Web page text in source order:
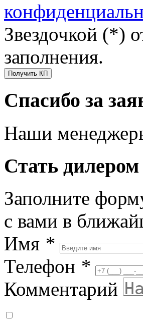
Звездочкой (*)
заполнения.
Получить КП
Спасибо за
Наши
Стать дилером
Заполните
с вами в
Имя *
Телефон *
Комментарий